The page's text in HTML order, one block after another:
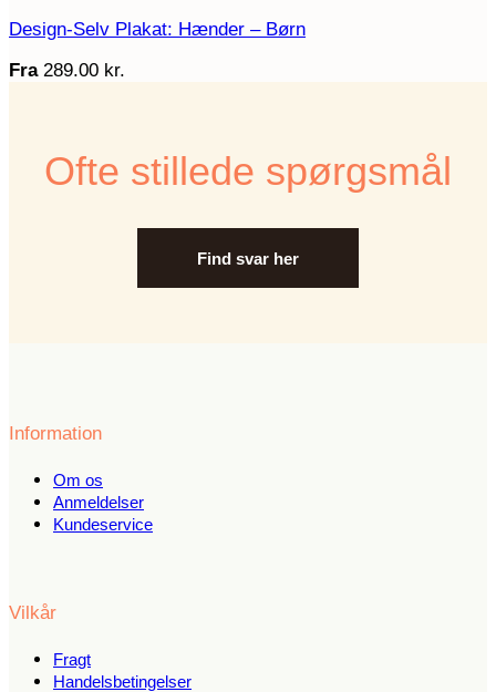
Design-Selv Plakat: Hænder – Børn
Fra 289.00 kr.
Ofte stillede spørgsmål
Find svar her
Information
Om os
Anmeldelser
Kundeservice
Vilkår
Fragt
Handelsbetingelser